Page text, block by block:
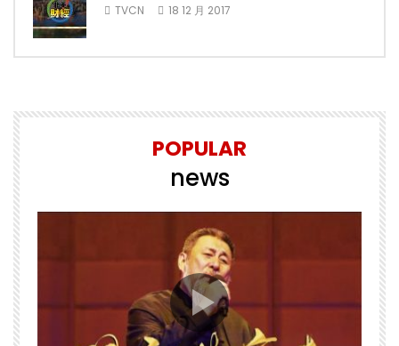
TVCN 18 12 月 2017
POPULAR
news